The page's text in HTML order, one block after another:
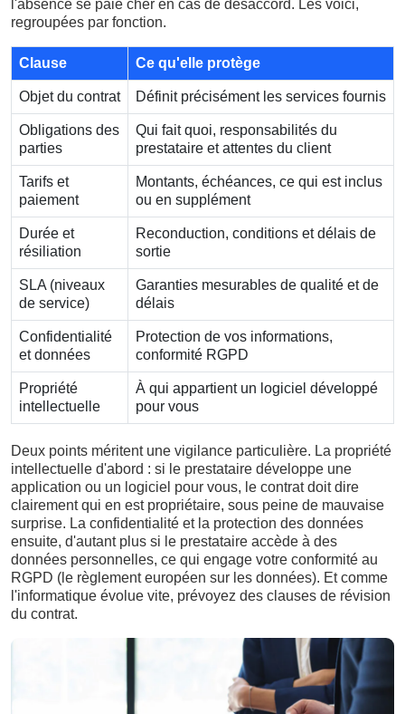
l'absence se paie cher en cas de désaccord. Les voici,
regroupées par fonction.
Clause Ce qu'elle protège
Objet du contrat Définit précisément les services fournis
Obligations des
parties
Qui fait quoi, responsabilités du
prestataire et attentes du client
Tarifs et
paiement
Montants, échéances, ce qui est inclus
ou en supplément
Durée et
résiliation
Reconduction, conditions et délais de
sortie
SLA (niveaux
de service)
Garanties mesurables de qualité et de
délais
Confidentialité
et données
Protection de vos informations,
conformité RGPD
Propriété
intellectuelle
À qui appartient un logiciel développé
pour vous
Deux points méritent une vigilance particulière. La propriété
intellectuelle d'abord : si le prestataire développe une
application ou un logiciel pour vous, le contrat doit dire
clairement qui en est propriétaire, sous peine de mauvaise
surprise. La confidentialité et la protection des données
ensuite, d'autant plus si le prestataire accède à des
données personnelles, ce qui engage votre conformité au
RGPD (le règlement européen sur les données). Et comme
l'informatique évolue vite, prévoyez des clauses de révision
du contrat.